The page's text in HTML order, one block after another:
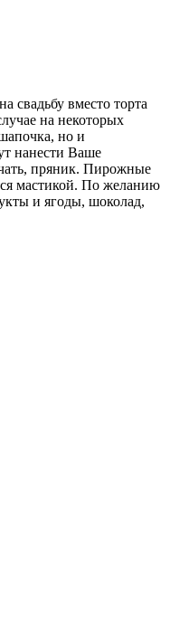
свадьбу вместо торта
на некоторых
но и
нанести Ваше
пряник. Пирожные
мастикой. По желанию
и ягоды, шоколад,